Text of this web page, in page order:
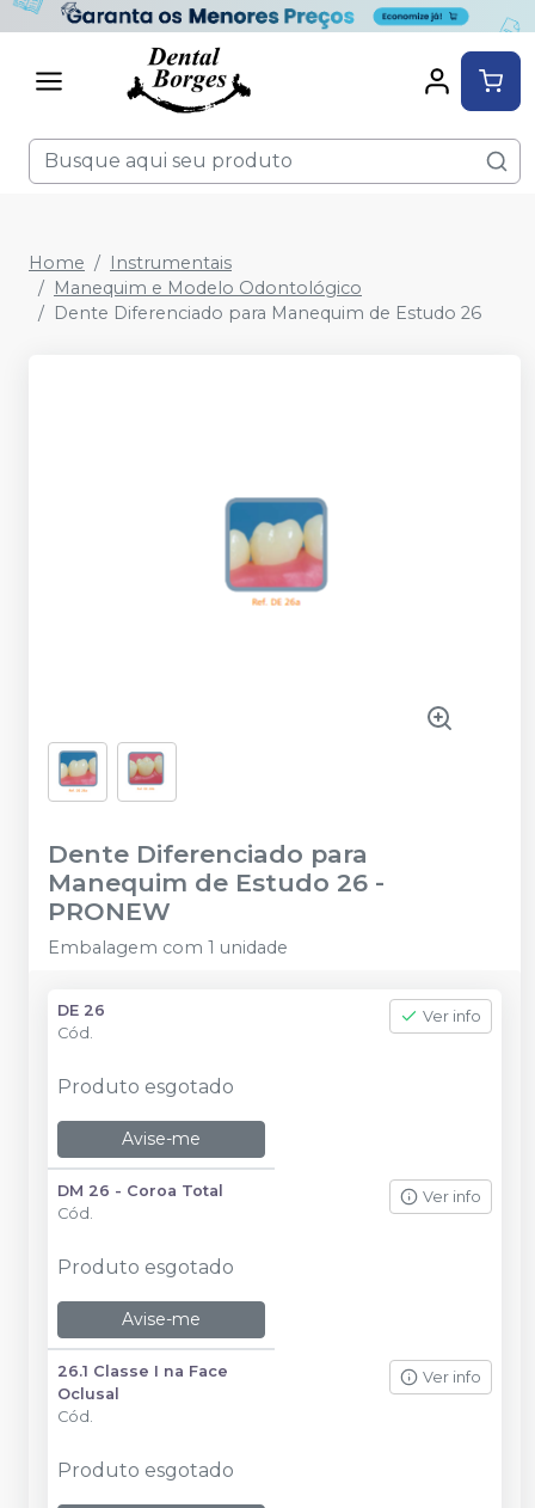
Home
Instrumentais
Manequim e Modelo Odontológico
Dente Diferenciado para Manequim de Estudo 26
Dente Diferenciado para
Manequim de Estudo 26 -
PRONEW
Embalagem com 1 unidade
DE 26
Cód.
Ver info
Produto esgotado
Avise-me
DM 26 - Coroa Total
Cód.
Ver info
Produto esgotado
Avise-me
26.1 Classe I na Face
Oclusal
Cód.
Ver info
Produto esgotado